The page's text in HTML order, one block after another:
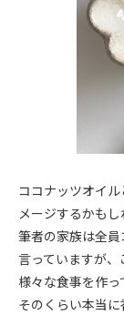
ココナッツオイ
メージするかもし
筆者の家族は全
言っていますが
様々な食事を作っ
そのくらい本当